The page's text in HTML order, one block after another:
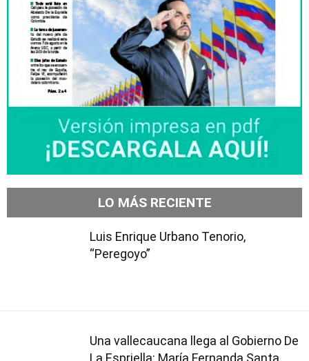
LO MÁS RECIENTE
Luis Enrique Urbano Tenorio,
“Peregoyo”
Una vallecaucana llega al Gobierno De
La Espriella: María Fernanda Santa,